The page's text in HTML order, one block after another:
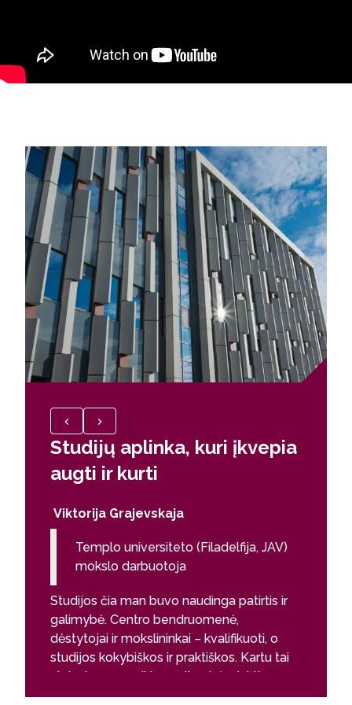
Studijų aplinka, kuri įkvepia
augti ir kurti
Viktorija Grajevskaja
Templo universiteto (Filadelfija, JAV)
mokslo darbuotoja
Studijos čia man buvo naudinga patirtis ir
galimybė. Centro bendruomenė,
dėstytojai ir mokslininkai – kvalifikuoti, o
studijos kokybiškos ir praktiškos. Kartu tai
vieta, kur yra puikios galimybės rinktis
karjerą ar tiesiog užsiėmimą. Daug naujų